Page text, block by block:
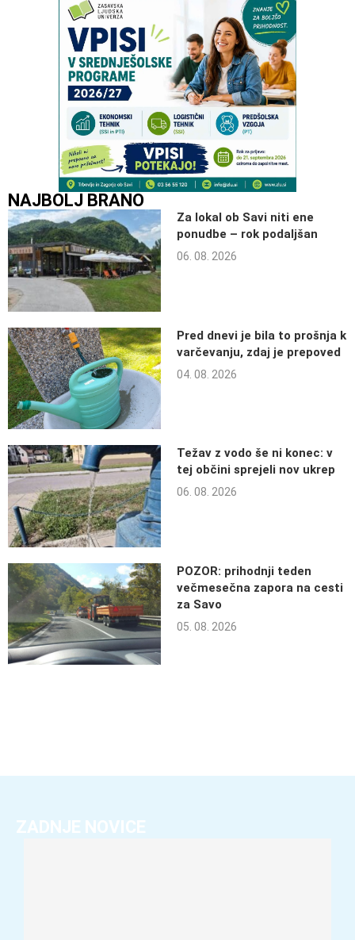
NAJBOLJ BRANO
Za lokal ob Savi niti ene
ponudbe – rok podaljšan
06. 08. 2026
Pred dnevi je bila to prošnja k
varčevanju, zdaj je prepoved
04. 08. 2026
Težav z vodo še ni konec: v
tej občini sprejeli nov ukrep
06. 08. 2026
POZOR: prihodnji teden
večmesečna zapora na cesti
za Savo
05. 08. 2026
ZADNJE NOVICE